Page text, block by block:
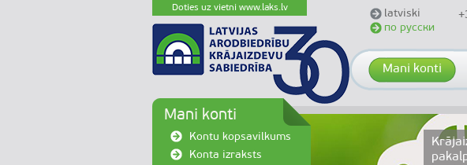
latviski
по русски
Doties uz vietni www.laks.lv
Mani konti
Mani konti
Kontu kopsavilkums
Konta izraksts